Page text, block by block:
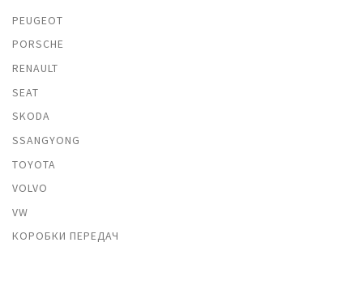
PEUGEOT
PORSCHE
RENAULT
SEAT
SKODA
SSANGYONG
TOYOTA
VOLVO
VW
КОРОБКИ ПЕРЕДАЧ